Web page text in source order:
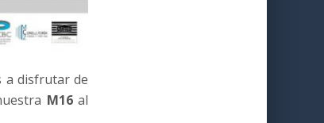
a disfrutar de
M16al